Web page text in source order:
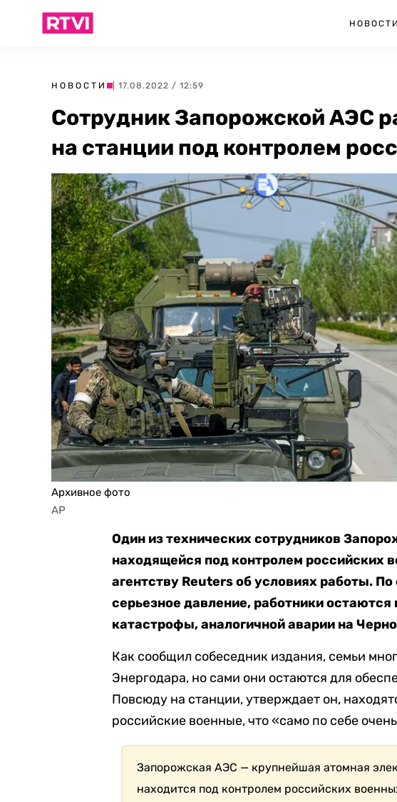
НОВОСТИ
НОВОСТИ | 17.08.2022 / 12:59
Сотрудник Запорожской АЭС
на станции под контролем
Архивное фото
AP
Один из технических сотрудников
находящейся под контролем российских
агентству Reuters об условиях работы.
серьезное давление, работники
катастрофы, аналогичной аварии на
Как сообщил собеседник издания, семьи
Энергодара, но сами они остаются для
Повсюду на станции, утверждает он,
российские военные, что «само по себе
Запорожская АЭС — крупнейшая атомная
находится под контролем российских